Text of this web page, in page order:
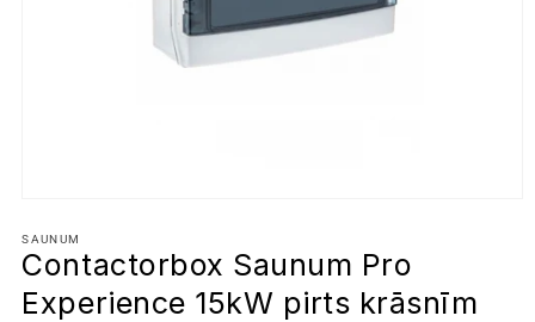
SAUNUM
Contactorbox Saunum Pro
Experience 15kW pirts krāsnīm